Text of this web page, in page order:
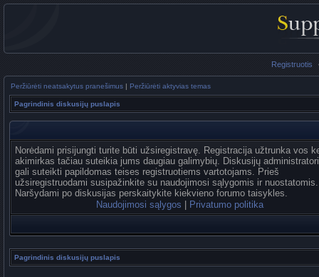
Registruotis
Peržiūrėti neatsakytus pranešimus | Peržiūrėti aktyvias temas
Pagrindinis diskusijų puslapis
Norėdami prisijungti turite būti užsiregistravę. Registracija užtrunka vos
akimirkas tačiau suteikia jums daugiau galimybių. Diskusijų
gali suteikti papildomas teises registruotiems vartotojams. Prieš
užsiregistruodami susipažinkite su naudojimosi sąlygomis ir nuostatomis.
Naršydami po diskusijas perskaitykite kiekvieno forumo taisykles.
Naudojimosi sąlygos
Privatumo politika
Pagrindinis diskusijų puslapis